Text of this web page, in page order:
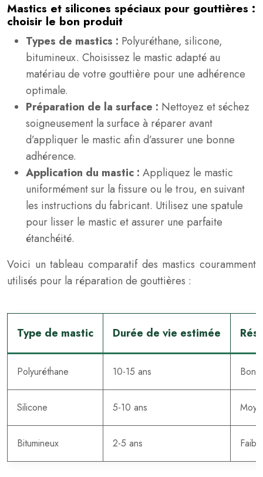
Mastics et silicones spéciaux pour gouttières :
choisir le bon produit
Types de mastics : Polyuréthane, silicone,
bitumineux. Choisissez le mastic adapté au
matériau de votre gouttière pour une adhérence
optimale.
Préparation de la surface : Nettoyez et séchez
soigneusement la surface à réparer avant
d’appliquer le mastic afin d’assurer une bonne
adhérence.
Application du mastic : Appliquez le mastic
uniformément sur la fissure ou le trou, en suivant
les instructions du fabricant. Utilisez une spatule
pour lisser le mastic et assurer une parfaite
étanchéité.
Voici un tableau comparatif des mastics couramment
utilisés pour la réparation de gouttières :
Type de mastic Durée de vie estimée
Polyuréthane 10-15 ans
Silicone 5-10 ans
Bitumineux 2-5 ans Faible